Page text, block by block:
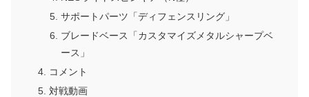
サポートパーツ「ディフェンスリング」
ブレードベース「カスタマイズメタルシャープベ
ース」
コメント
対戦動画